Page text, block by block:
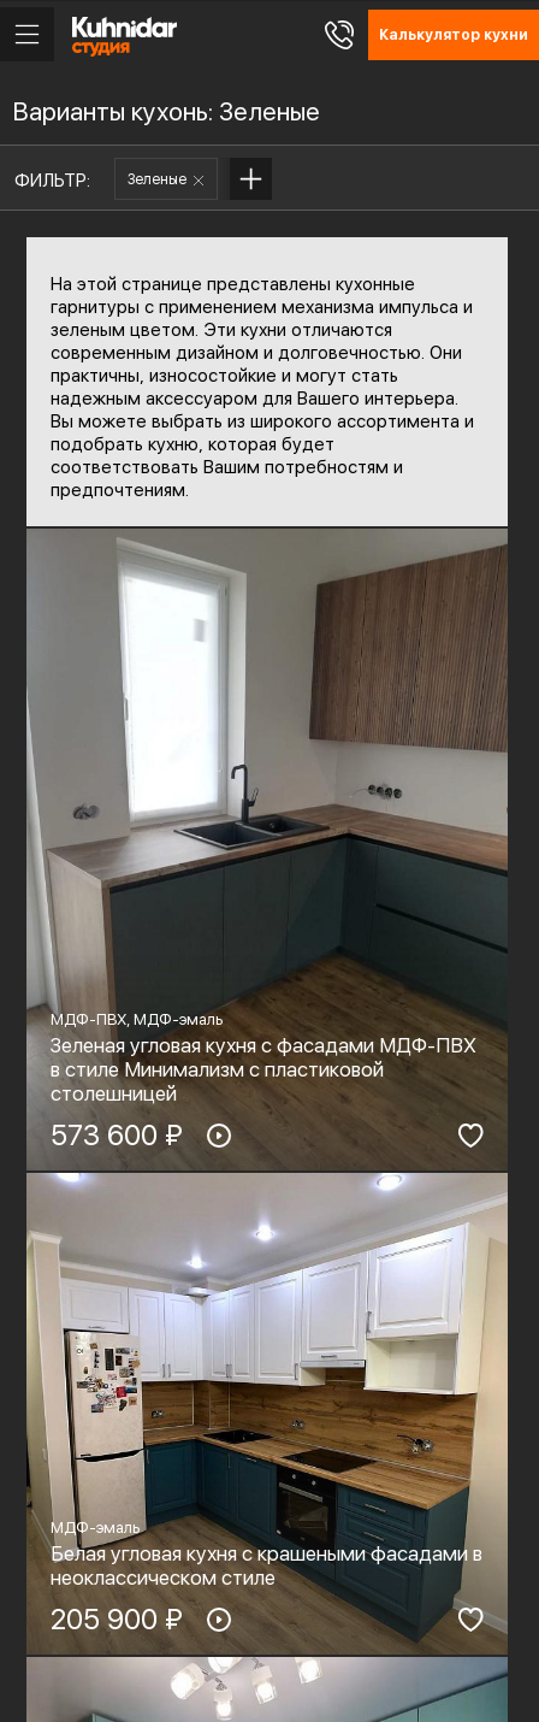
Калькулятор кухни
Варианты кухонь: Зеленые
ФИЛЬТР: Зеленые
На этой странице представлены кухонные
гарнитуры с применением механизма импульса и
зеленым цветом. Эти кухни отличаются
современным дизайном и долговечностью. Они
практичны, износостойкие и могут стать
надежным аксессуаром для Вашего интерьера.
Вы можете выбрать из широкого ассортимента и
подобрать кухню, которая будет
соответствовать Вашим потребностям и
предпочтениям.
МДФ-ПВХ, МДФ-эмаль
Зеленая угловая кухня с фасадами МДФ-ПВХ
в стиле Минимализм с пластиковой
столешницей
573 600 ₽
МДФ-эмаль
Белая угловая кухня с крашеными фасадами в
неоклассическом стиле
205 900 ₽